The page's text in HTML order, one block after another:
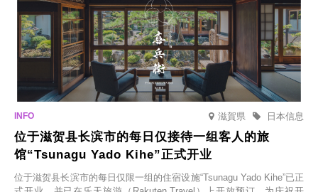
滋賀県 日本信息
位于滋贺县长滨市的每日仅接待一组客人的旅
馆“Tsunagu Yado Kihe”正式开业
位于滋贺县长滨市的每日仅限一组的住宿设施“Tsunagu Yado Kihe”已正